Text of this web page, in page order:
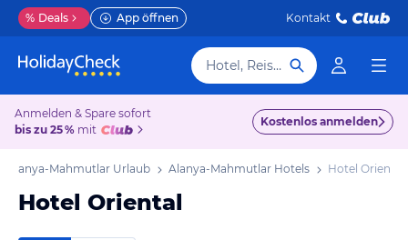
% Deals App öffnen Kontakt
Hotel, Reiseziel
Anmelden & Spare sofort
bis zu 25 % mit
Kostenlos anmelden
Alanya-Mahmutlar Urlaub Alanya-Mahmutlar Hotels Hotel Oriental
Hotel Oriental